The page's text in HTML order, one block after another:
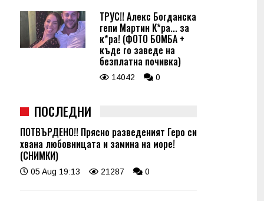
ТРУС!! Алекс Богданска
гепи Мартин К*ра... за
к*ра! (ФОТО БОМБА +
къде го заведе на
безплатна почивка)
14042 0
ПОСЛЕДНИ
ПОТВЪРДЕНО!! Прясно разведеният Геро си
хвана любовницата и замина на море!
(СНИМКИ)
05 Aug 19:13 21287 0